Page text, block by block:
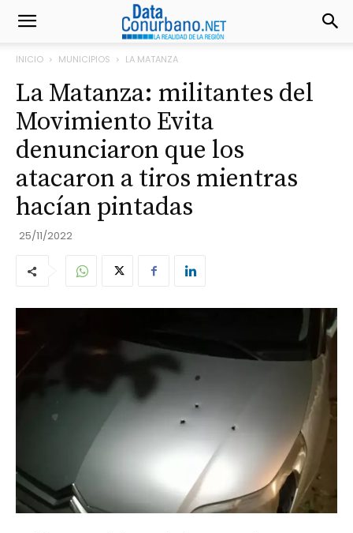
INICIO MUNICIPIOS LA MATANZA
La Matanza: militantes del
Movimiento Evita
denunciaron que los
atacaron a tiros mientras
hacían pintadas
25/11/2022